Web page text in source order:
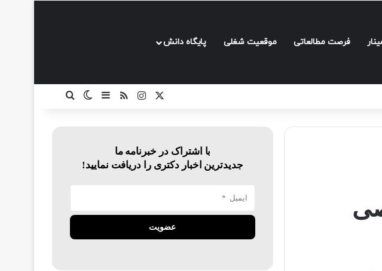
فرصت مطالعاتی موقعیت شغلی پایگاه دانش
ایکساینستاگرام
خوراکسایدبارتغییر پوسته
با اشتراک در خبرنامه ما
جدیدترین اخبار دکتری را دریافت نمایید!